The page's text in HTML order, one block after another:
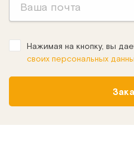
Нажимая на кнопку, вы
своих персональных